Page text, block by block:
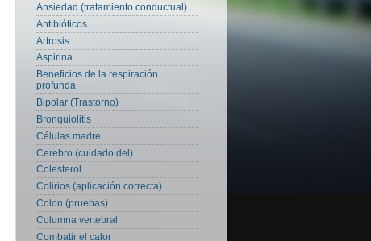
Ansiedad (tratamiento conductual)
Antibióticos
Artrosis
Aspirina
Beneficios de la respiración
profunda
Bipolar (Trastorno)
Bronquiolitis
Células madre
Cerebro (cuidado del)
Colesterol
Colirios (aplicación correcta)
Colon (pruebas)
Columna vertebral
Combatir el calor